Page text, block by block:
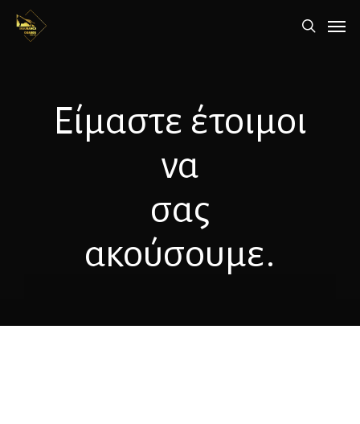
search
Είμαστε έτοιμοι
να
σας
ακούσουμε.